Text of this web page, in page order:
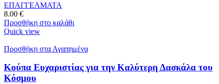
ΕΠΑΓΓΕΛΜΑΤΑ
8.00 €
Προσθήκη στο καλάθι
Quick view
Προσθήκη στα Αγαπημένα
Κούπα Ευχαριστίας για την Καλύτερη Δασκάλα του
Κόσμου